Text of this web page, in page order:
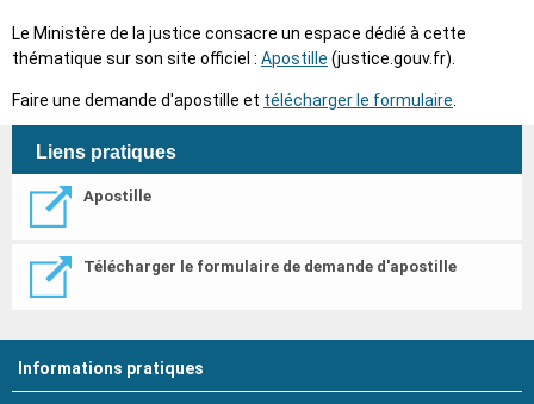
Le Ministère de la justice consacre un espace dédié à cette
thématique sur son site officiel : Apostille (justice.gouv.fr).
Faire une demande d'apostille et télécharger le formulaire.
Liens pratiques
Apostille
Télécharger le formulaire de demande d'apostille
Informations pratiques